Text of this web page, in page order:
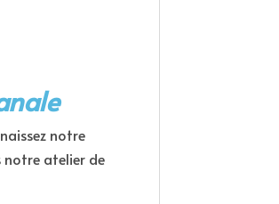
notre
notre atelier de